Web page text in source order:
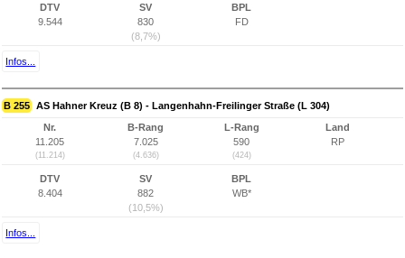
DTV
9.544
SV
830
(8,7%)
BPL
FD
Infos...
B 255 AS Hahner Kreuz (B 8) - Langenhahn-Freilinger Straße (L 304)
Nr.
11.205
(11.214)
B-Rang
7.025
(4.636)
L-Rang
590
(424)
Land
RP
DTV
8.404
SV
882
(10,5%)
BPL
WB*
Infos...